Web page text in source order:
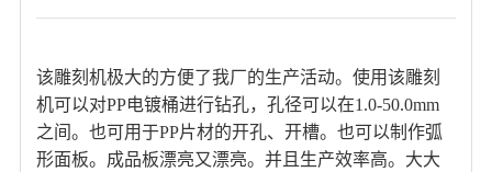
该雕刻机极大的方便了我厂的生产活动。使用该雕刻
机可以对PP电镀桶进行钻孔，孔径可以在1.0-50.0mm
之间。也可用于PP片材的开孔、开槽。也可以制作弧
形面板。成品板漂亮又漂亮。并且生产效率高。大大